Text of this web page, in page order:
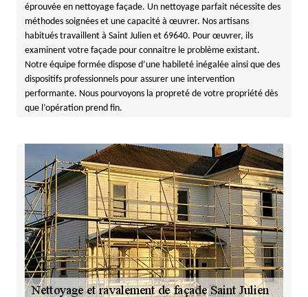
éprouvée en nettoyage façade. Un nettoyage parfait nécessite des
méthodes soignées et une capacité à œuvrer. Nos artisans
habitués travaillent à Saint Julien et 69640. Pour œuvrer, ils
examinent votre façade pour connaitre le problème existant.
Notre équipe formée dispose d’une habileté inégalée ainsi que des
dispositifs professionnels pour assurer une intervention
performante. Nous pourvoyons la propreté de votre propriété dès
que l’opération prend fin.